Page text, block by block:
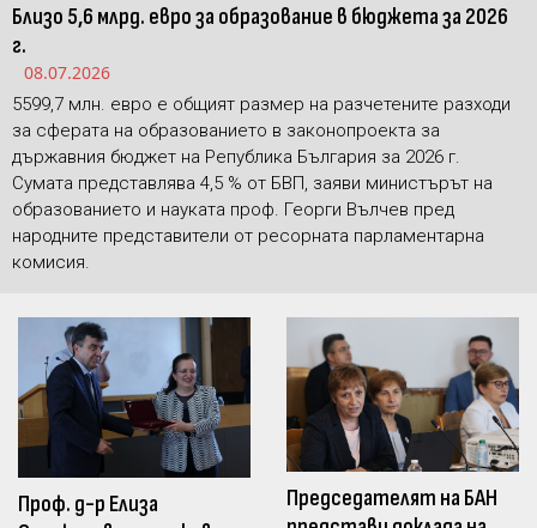
Близо 5,6 млрд. евро за образование в бюджета за 2026
г.
08.07.2026
5599,7 млн. евро е общият размер на разчетените разходи
за сферата на образованието в законопроекта за
държавния бюджет на Република България за 2026 г.
Сумата представлява 4,5 % от БВП, заяви министърът на
образованието и науката проф. Георги Вълчев пред
народните представители от ресорната парламентарна
комисия.
Проф. д-р Елиза
Председателят на БАН